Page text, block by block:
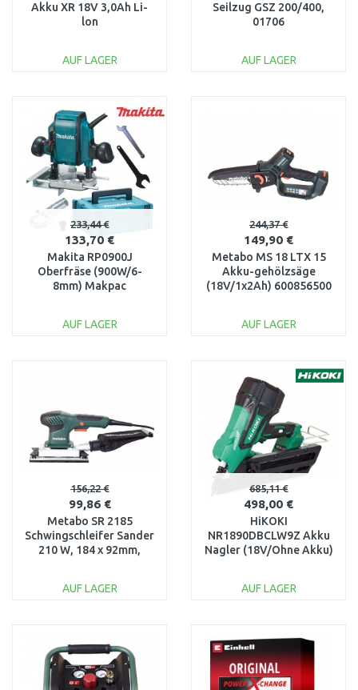
Akku XR 18V 3,0Ah Li-
lon
AUF LAGER
Vergleichen
Seilzug GSZ 200/400,
01706
AUF LAGER
233,44 €
133,70 €
Makita RP0900J
Oberfräse (900W/6-
8mm) Makpac
AUF LAGER
244,37 €
149,90 €
Metabo MS 18 LTX 15
Akku-gehölzsäge
(18V/1x2Ah) 600856500
AUF LAGER
Vergleichen
156,22 €
99,86 €
Metabo SR 2185
Schwingschleifer Sander
210 W, 184 x 92mm,
AUF LAGER
Vergleichen
685,11 €
498,00 €
HiKOKI
NR1890DBCLW9Z Akku
Nagler (18V/Ohne Akku)
AUF LAGER
Vergleichen